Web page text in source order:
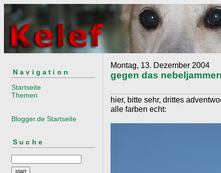
Navigation
Startseite
Themen
Blogger.de Startseite
Suche
Montag, 13. Dezember 2004
gegen das
hier, bitte sehr, drittes
alle farben echt: